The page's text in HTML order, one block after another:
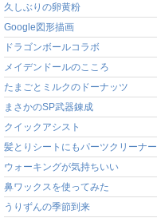
久しぶりの卵黄粉
Google図形描画
ドラゴンボールコラボ
メイデンドールのこころ
たまごとミルクのドーナッツ
まさかのSP武器錬成
クイックアシスト
髪とりシートにもパーツクリーナー
ウォーキングが気持ちいい
鼻ワックスを使ってみた
うりずんの季節到来